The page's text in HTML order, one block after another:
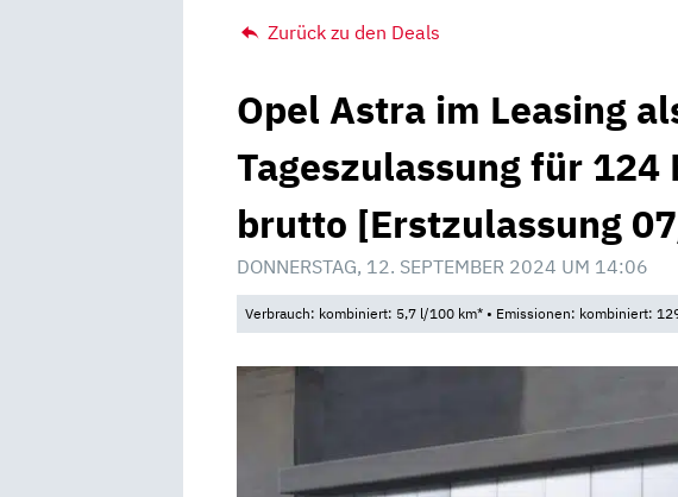
Zurück zu den Deals
Opel Astra im Leasing
Tageszulassung für 124
brutto [Erstzulassung
DONNERSTAG, 12. SEPTEMBER 2024 UM 14:06
Verbrauch: kombiniert: 5,7 l/100 km* • Emissionen: kombiniert: